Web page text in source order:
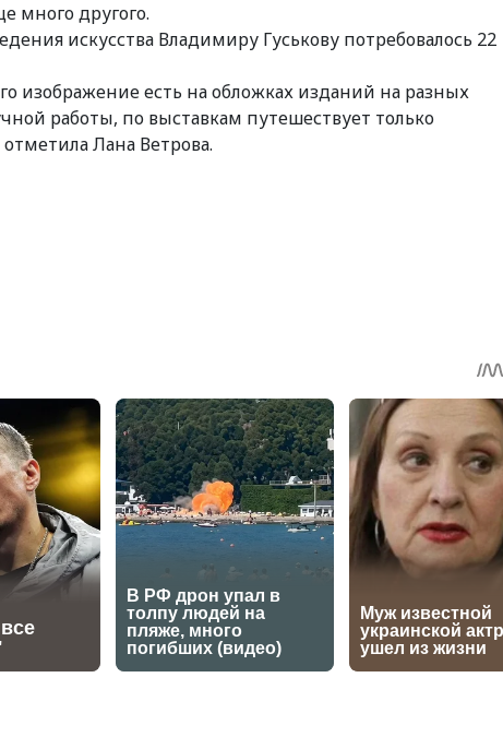
много другого.
искусства Владимиру Гуськову потребовалось 22
изображение есть на обложках изданий на разных
работы, по выставкам путешествует только
Лана Ветрова.